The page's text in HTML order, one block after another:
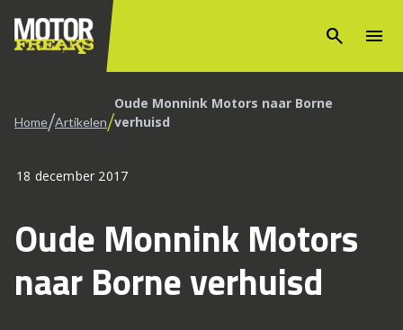
search menu
Home/Artikelen/Oude Monnink Motors naar Borne
verhuisd
18 december 2017
Oude Monnink Motors
naar Borne verhuisd